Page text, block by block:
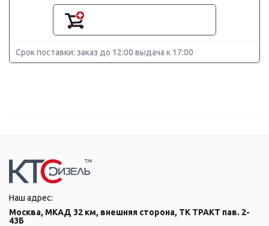
Срок поставки: заказ до 12:00 выдача к 17:00
Наш адрес:
Москва, МКАД 32 км, внешняя сторона, ТК ТРАКТ пав. 2-
43Б